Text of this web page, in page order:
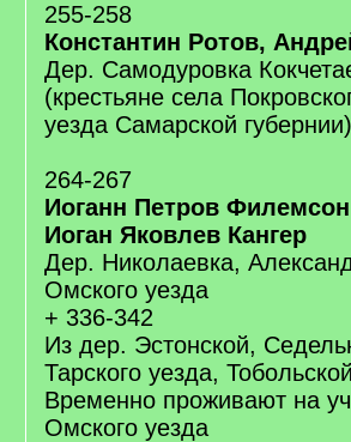
255-258
Константин Ротов,
Дер. Самодуровка
(крестьяне села
уезда Самарской губернии)
264-267
Иоганн Петров
Иоган Яковлев Кангер
Дер. Николаевка,
Омского уезда
+ 336-342
Из дер. Эстонской,
Тарского уезда,
Временно проживают на
Омского уезда